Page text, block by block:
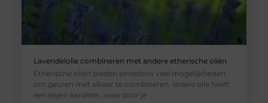
Lavendelolie combineren met andere etherische oliën
Etherische oliën bieden eindeloos veel mogelijkheden
om geuren met elkaar te combineren. Iedere olie heeft
een eigen karakter, waardoor je